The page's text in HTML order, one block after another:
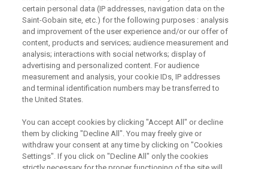
Odebírejte náš newsletter
Právní Podmínky
Souhlas se zpracováním osobních údajů a cookies
Souhlas se zpracováním osobních údajů k marketingovým
účelům
certain personal data (IP addresses, navigation data on the
Saint-Gobain site, etc.) for the following purposes : analysis
and improvement of the user experience and/or our offer of
content, products and services; audience measurement and
analysis; interactions with social networks; display of
advertising and personalized content. For audience
measurement and analysis, your cookie IDs, IP addresses
and terminal identification numbers may be transferred to
the United States.
You can accept cookies by clicking "Accept All" or decline
them by clicking "Decline All". You may freely give or
withdraw your consent at any time by clicking on "Cookies
Settings". If you click on "Decline All" only the cookies